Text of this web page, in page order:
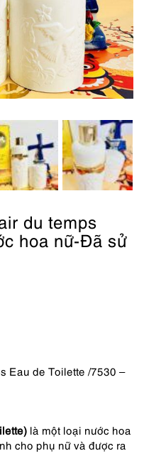
du temps
hoa nữ-Đã sử
Eau de Toilette /7530 –
là một loại nước hoa
cho phụ nữ và được ra